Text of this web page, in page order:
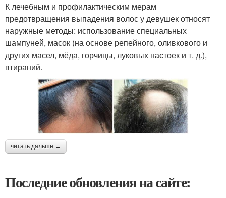
К лечебным и профилактическим мерам
предотвращения выпадения волос у девушек относят
наружные методы: использование специальных
шампуней, масок (на основе репейного, оливкового и
других масел, мёда, горчицы, луковых настоек и т. д.),
втираний.
читать дальше →
Последние обновления на сайте: